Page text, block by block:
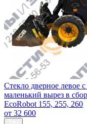
Стекло дверное левое
маленький вырез в
EcoRobot 155, 255, 260
от 32 600